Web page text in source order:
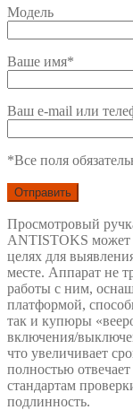
Модель
Ваше имя*
Ваш e-mail или
*Все поля
Просмотровый
ANTISTOKS может
целях для
месте. Аппарат не
работы с ним,
платформой,
так и купюры
включения/
что увеличивает
полностью
стандартам
подлинность.